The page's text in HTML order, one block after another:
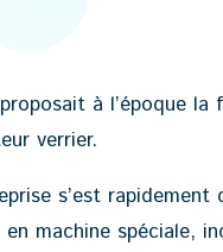
à l’époque
verrier.
s’est rapidement
machine spéciale,